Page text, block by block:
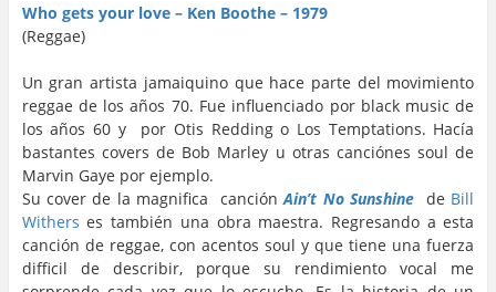
Who gets your love – Ken Boothe – 1979
(Reggae)
Un gran artista jamaiquino que hace parte del movimiento
reggae de los años 70. Fue influenciado por black music de
los años 60 y por Otis Redding o Los Temptations. Hacía
bastantes covers de Bob Marley u otras canciónes soul de
Marvin Gaye por ejemplo.
Su cover de la magnifica canciónAin’t No Sunshine de Bill
Withers es también una obra maestra. Regresando a esta
canción de reggae, con acentos soul y que tiene una fuerza
difficil de describir, porque su rendimiento vocal me